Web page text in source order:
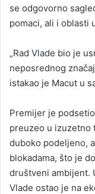
se odgovorno
pomaci, ali i oblasti
„Rad Vlade bio je
neposrednog
istakao je Macut u
Premijer je
preuzeo u izuzetno
duboko podeljeno,
blokadama, što je
društveni ambijent.
Vlade ostao je na